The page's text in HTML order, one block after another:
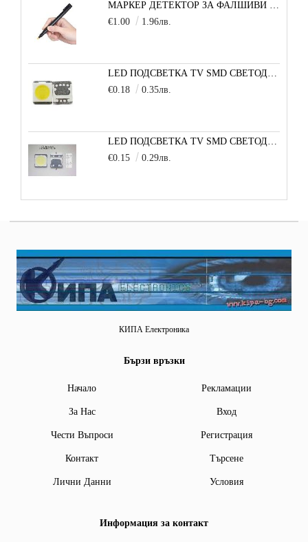
МАРКЕР ДЕТЕКТОР ЗА ФАЛШИВИ БАНКНОТИ
€1.00
1.96лв.
LED ПОДСВЕТКА TV SMD СВЕТОДИОД 2835 2W 3V МАЛКА+
€0.18
0.35лв.
LED ПОДСВЕТКА TV SMD СВЕТОДИОД 2W 3535 6V LG
€0.15
0.29лв.
КИПА Електроника
Бързи връзки
Начало Рекламации
За Нас Вход
Чести Въпроси Регистрация
Контакт Търсене
Лични Данни Условия
Информация за контакт